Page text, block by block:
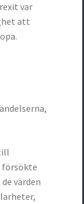
var
att
försökte
värden